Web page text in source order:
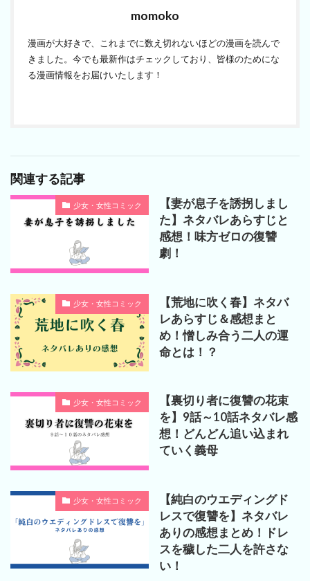
momoko
漫画が大好きで、これまでに数え切れないほどの漫画を読んで
きました。今でも最新作はチェックしており、皆様のためにな
る漫画情報をお届けいたします！
関連する記事
少女・女性コミック
【妻が息子を誘拐しまし
た】ネタバレあらすじと
感想！味方ゼロの復讐
劇！
少女・女性コミック
【荒地に吹く春】ネタバ
レあらすじ＆感想まと
め！憎しみ合う二人の運
命とは！？
少女・女性コミック
【裏切り者に復讐の花束
を】9話～10話ネタバレ感
想！どんどん追い込まれ
ていく義母
少女・女性コミック
【純白のウエディングド
レスで復讐を】ネタバレ
ありの感想まとめ！ドレ
スを穢した二人を許さな
い！